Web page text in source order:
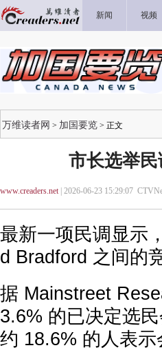
新闻 视频
万维读者网 > 加国要览 > 正文
市长选举
www.creaders.net| 2026-06-23 15:29:07
最新一项民调显示
d Bradford 之间的
据 Mainstreet
3.6% 的已决定选
约 18.6% 的人表